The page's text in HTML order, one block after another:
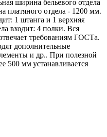
ширина бельевого отдела
платяного отдела - 1200 мм.
1 штанга и 1 верхняя
входит: 4 полки. Вся
требованиям ГОСТа.
дополнительные
и др.. При полезной
500 мм устанавливается